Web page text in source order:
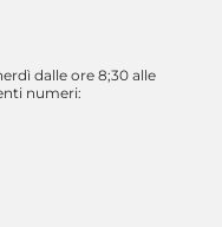
dalle ore 8;30 alle
numeri: